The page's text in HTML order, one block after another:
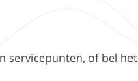
servicepunten, of bel het